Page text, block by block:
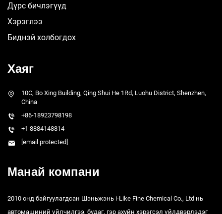
Дүрс бичлэгүүд
Хэрэглээ
Биднэй холбогдох
Хаяг
10C, Bo Xing Building, Qing Shui He 1Rd, Luohu District, Shenzhen,
China
+86-18923798198
+1 8884148814
[email protected]
Манай компани
2010 онд байгуулагдсан Шэньжэнь i-Like Fine Chemical Co., Ltd нь
автомашиний үйлчилгээ, будаг, гэр ахуйн хэрэгсэл үйлдвэрлэдэг